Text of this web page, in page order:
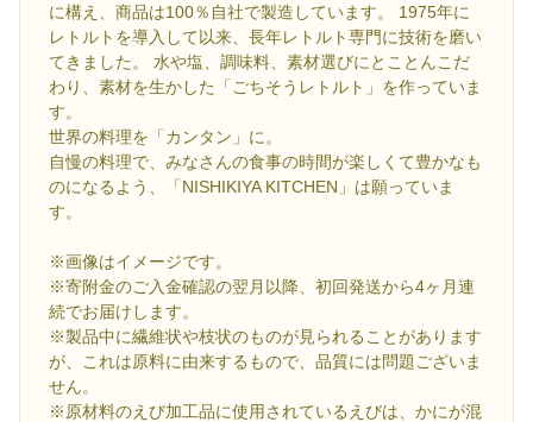
に構え、商品は100％自社で製造しています。 1975年に
レトルトを導入して以来、長年レトルト専門に技術を磨い
てきました。 水や塩、調味料、素材選びにとことんこだ
わり、素材を生かした「ごちそうレトルト」を作っていま
す。
世界の料理を「カンタン」に。
自慢の料理で、みなさんの食事の時間が楽しくて豊かなも
のになるよう、「NISHIKIYA KITCHEN」は願っていま
す。
※画像はイメージです。
※寄附金のご入金確認の翌月以降、初回発送から4ヶ月連
続でお届けします。
※製品中に繊維状や枝状のものが見られることがあります
が、これは原料に由来するもので、品質には問題ございま
せん。
※原材料のえび加工品に使用されているえびは、かにが混